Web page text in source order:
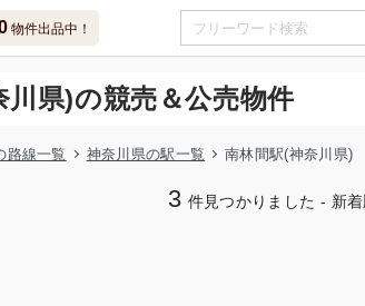
物件出品中！
川県)の競売＆公売物件
路線一覧 神奈川県の駅一覧 南林間駅(神奈川県)
3 件見つかりました - 新着